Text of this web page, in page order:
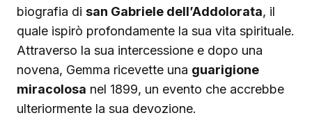
biografia di san Gabriele dell’Addolorata, il
quale ispirò profondamente la sua vita spirituale.
Attraverso la sua intercessione e dopo una
novena, Gemma ricevette una guarigione
miracolosa nel 1899, un evento che accrebbe
ulteriormente la sua devozione.